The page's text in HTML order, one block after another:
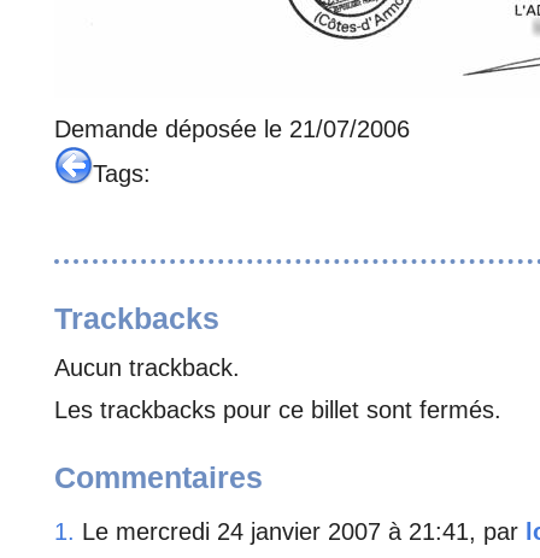
Demande déposée le 21/07/2006
Tags:
Trackbacks
Aucun trackback.
Les trackbacks pour ce billet sont fermés.
Commentaires
1. Le mercredi 24 janvier 2007 à 21:41, par